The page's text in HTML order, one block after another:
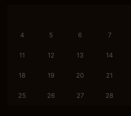
4 5 6 7
11 12 13 14
18 19 20 21
25 26 27 28